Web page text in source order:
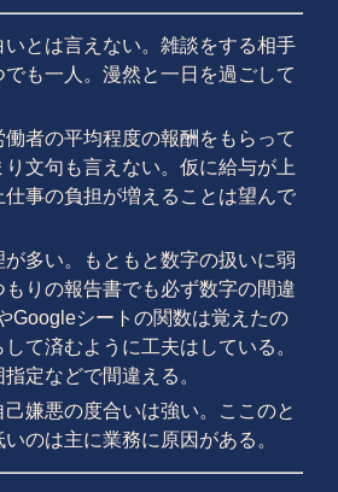
とは言えない。雑談をする相手
でも一人。漫然と一日を過ごして
者の平均程度の報酬をもらって
文句も言えない。仮に給与が上
事の負担が増えることは望んで
多い。もともと数字の扱いに弱
もりの報告書でも必ず数字の間違
Googleシートの関数は覚えたの
て済むように工夫はしている。
定などで間違える。
嫌悪の度合いは強い。ここのと
いのは主に業務に原因がある。